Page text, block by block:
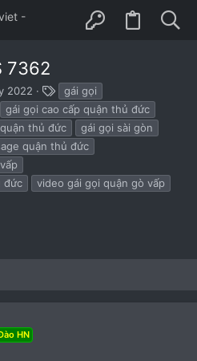
7362
2022
h
ẻ
gái gọi
gái gọi cao cấp quận thủ đức
thủ đức
gái gọi sài gòn
quận thủ đức
đức
video gái gọi quận gò vấp
HN